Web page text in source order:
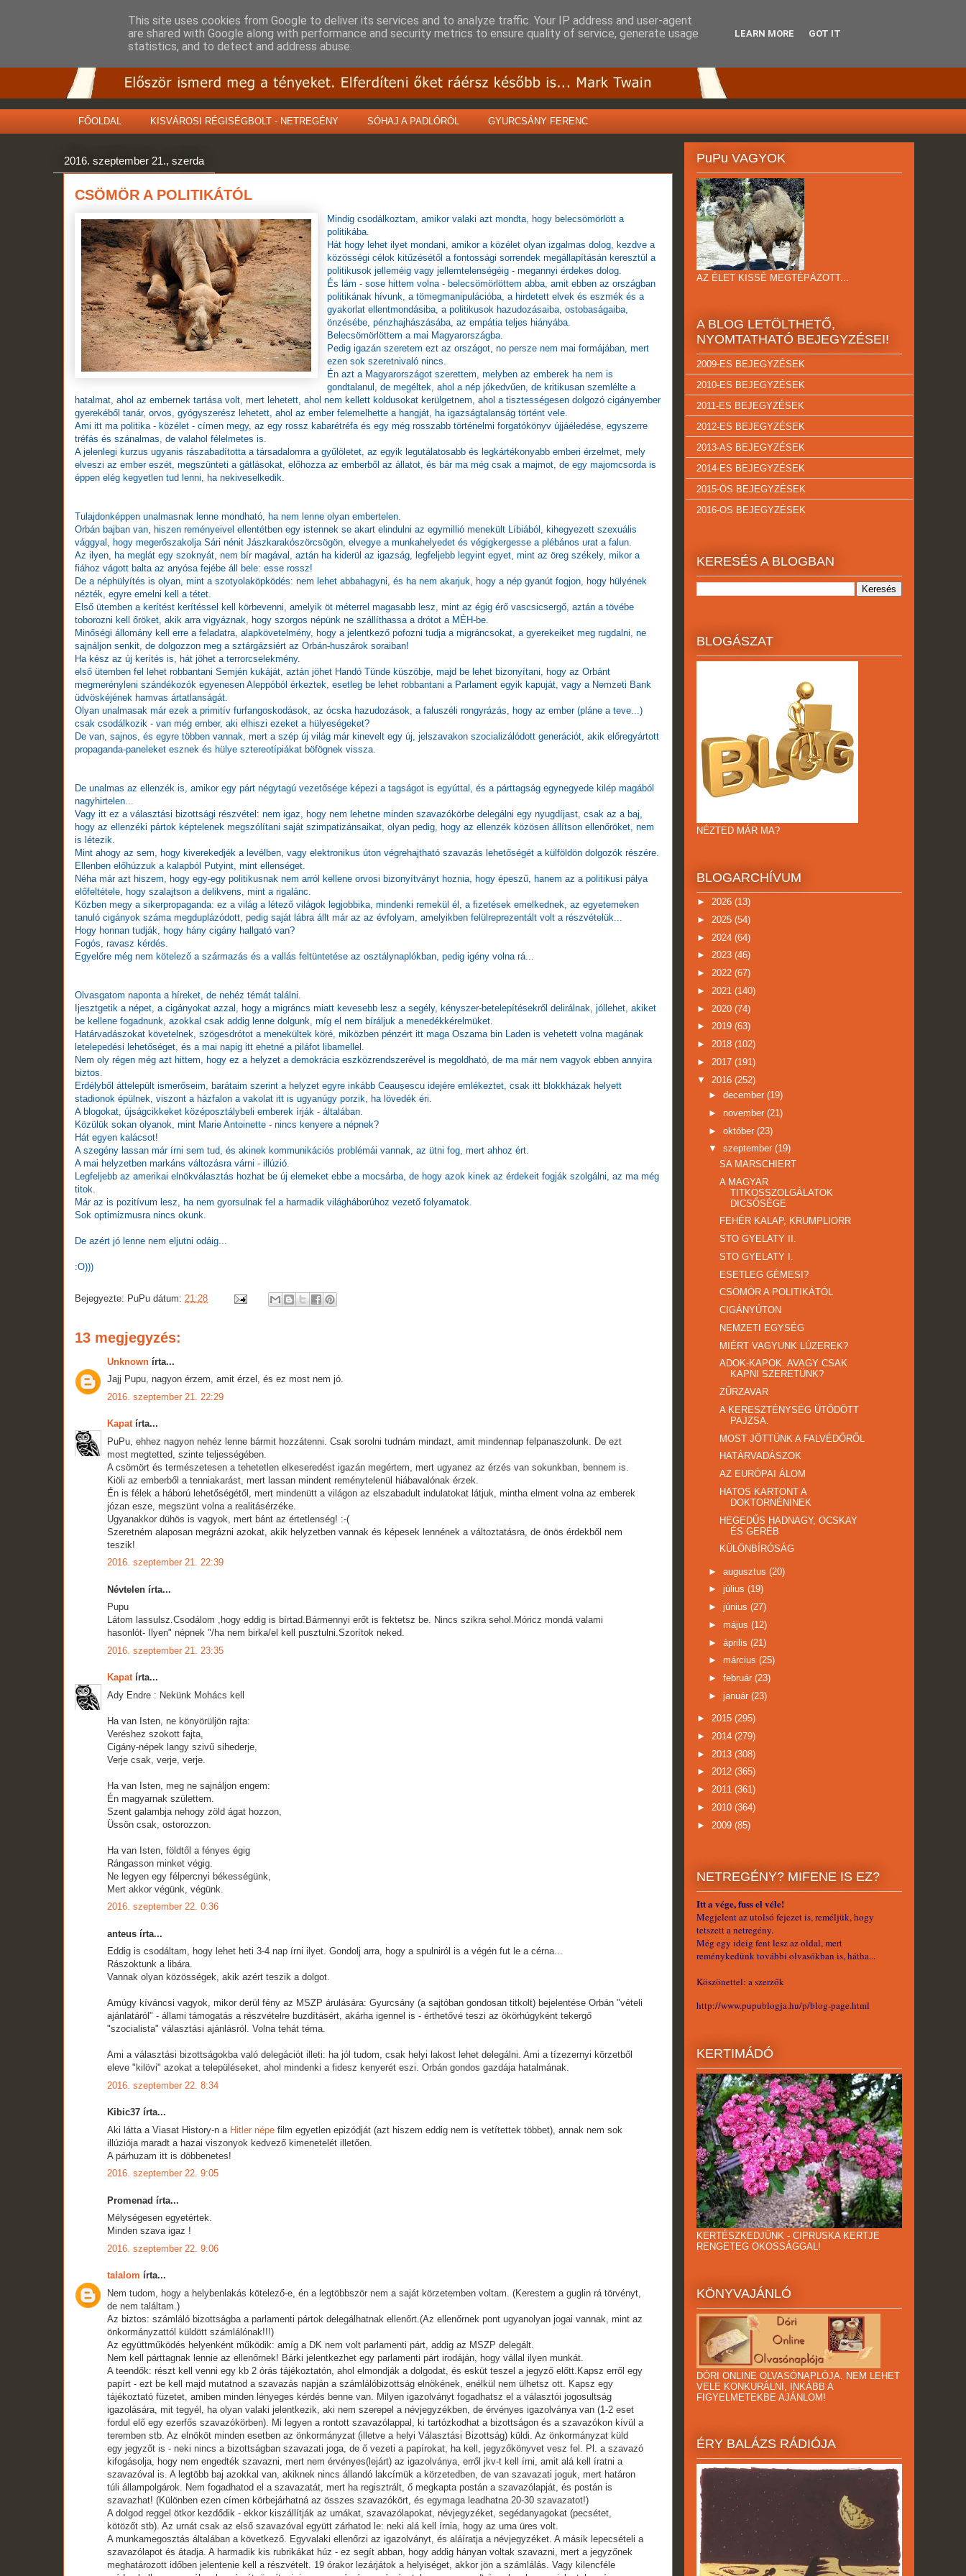
FŐOLDAL KISVÁROSI RÉGISÉGBOLT - NETREGÉNY SÓHAJ A PADLÓRÓL GYURCSÁNY FERENC
2016. szeptember 21., szerda
CSÖMÖR A POLITIKÁTÓL
Mindig csodálkoztam, amikor valaki azt mondta, hogy belecsömörlött a
politikába.
Hát hogy lehet ilyet mondani, amikor a közélet olyan izgalmas dolog, kezdve a
közösségi célok kitűzésétől a fontossági sorrendek megállapításán keresztül a
politikusok jelleméig vagy jellemtelenségéig - megannyi érdekes dolog.
És lám - sose hittem volna - belecsömörlöttem abba, amit ebben az országban
politikának hívunk, a tömegmanipulációba, a hirdetett elvek és eszmék és a
gyakorlat ellentmondásiba, a politikusok hazudozásaiba, ostobaságaiba,
önzésébe, pénzhajhászásába, az empátia teljes hiányába.
Belecsömörlöttem a mai Magyarországba.
Pedig igazán szeretem ezt az országot, no persze nem mai formájában, mert
ezen sok szeretnivaló nincs.
Én azt a Magyarországot szerettem, melyben az emberek ha nem is
gondtalanul, de megéltek, ahol a nép jókedvűen, de kritikusan szemlélte a
hatalmat, ahol az embernek tartása volt, mert lehetett, ahol nem kellett koldusokat kerülgetnem, ahol a tisztességesen dolgozó cigányember
gyerekéből tanár, orvos, gyógyszerész lehetett, ahol az ember felemelhette a hangját, ha igazságtalanság történt vele.
Ami itt ma politika - közélet - címen megy, az egy rossz kabarétréfa és egy még rosszabb történelmi forgatókönyv újjáéledése, egyszerre
tréfás és szánalmas, de valahol félelmetes is.
A jelenlegi kurzus ugyanis rászabadította a társadalomra a gyűlöletet, az egyik legutálatosabb és legkártékonyabb emberi érzelmet, mely
elveszi az ember eszét, megszünteti a gátlásokat, előhozza az emberből az állatot, és bár ma még csak a majmot, de egy majomcsorda is
éppen elég kegyetlen tud lenni, ha nekiveselkedik.
Tulajdonképpen unalmasnak lenne mondható, ha nem lenne olyan embertelen.
Orbán bajban van, hiszen reményeivel ellentétben egy istennek se akart elindulni az egymillió menekült Líbiából, kihegyezett szexuális
vággyal, hogy megerőszakolja Sári nénit Jászkarakószörcsögön, elvegye a munkahelyedet és végigkergesse a plébános urat a falun.
Az ilyen, ha meglát egy szoknyát, nem bír magával, aztán ha kiderül az igazság, legfeljebb legyint egyet, mint az öreg székely, mikor a
fiához vágott balta az anyósa fejébe áll bele: esse rossz!
De a néphülyítés is olyan, mint a szotyolaköpködés: nem lehet abbahagyni, és ha nem akarjuk, hogy a nép gyanút fogjon, hogy hülyének
nézték, egyre emelni kell a tétet.
Első ütemben a kerítést kerítéssel kell körbevenni, amelyik öt méterrel magasabb lesz, mint az égig érő vascsicsergő, aztán a tövébe
toborozni kell őröket, akik arra vigyáznak, hogy szorgos népünk ne szállíthassa a drótot a MÉH-be.
Minőségi állomány kell erre a feladatra, alapkövetelmény, hogy a jelentkező pofozni tudja a migráncsokat, a gyerekeiket meg rugdalni, ne
sajnáljon senkit, de dolgozzon meg a sztárgázsiért az Orbán-huszárok soraiban!
Ha kész az új kerítés is, hát jöhet a terrorcselekmény.
első ütemben fel lehet robbantani Semjén kukáját, aztán jöhet Handó Tünde küszöbje, majd be lehet bizonyítani, hogy az Orbánt
megmerényleni szándékozók egyenesen Aleppóból érkeztek, esetleg be lehet robbantani a Parlament egyik kapuját, vagy a Nemzeti Bank
üdvöskéjének hamvas ártatlanságát.
Olyan unalmasak már ezek a primitív furfangoskodások, az ócska hazudozások, a faluszéli rongyrázás, hogy az ember (pláne a teve...)
csak csodálkozik - van még ember, aki elhiszi ezeket a hülyeségeket?
De van, sajnos, és egyre többen vannak, mert a szép új világ már kinevelt egy új, jelszavakon szocializálódott generációt, akik előregyártott
propaganda-paneleket esznek és hülye sztereotípiákat böfögnek vissza.
De unalmas az ellenzék is, amikor egy párt négytagú vezetősége képezi a tagságot is egyúttal, és a párttagság egynegyede kilép magából
nagyhirtelen...
Vagy itt ez a választási bizottsági részvétel: nem igaz, hogy nem lehetne minden szavazókörbe delegálni egy nyugdíjast, csak az a baj,
hogy az ellenzéki pártok képtelenek megszólítani saját szimpatizánsaikat, olyan pedig, hogy az ellenzék közösen állítson ellenőröket, nem
is létezik.
Mint ahogy az sem, hogy kiverekedjék a levélben, vagy elektronikus úton végrehajtható szavazás lehetőségét a külföldön dolgozók részére.
Ellenben előhúzzuk a kalapból Putyint, mint ellenséget.
Néha már azt hiszem, hogy egy-egy politikusnak nem arról kellene orvosi bizonyítványt hoznia, hogy épeszű, hanem az a politikusi pálya
előfeltétele, hogy szalajtson a delikvens, mint a rigalánc.
Közben megy a sikerpropaganda: ez a világ a létező világok legjobbika, mindenki remekül él, a fizetések emelkednek, az egyetemeken
tanuló cigányok száma megduplázódott, pedig saját lábra állt már az az évfolyam, amelyikben felülreprezentált volt a részvételük...
Hogy honnan tudják, hogy hány cigány hallgató van?
Fogós, ravasz kérdés.
Egyelőre még nem kötelező a származás és a vallás feltüntetése az osztálynaplókban, pedig igény volna rá...
Olvasgatom naponta a híreket, de nehéz témát találni.
Ijesztgetik a népet, a cigányokat azzal, hogy a migráncs miatt kevesebb lesz a segély, kényszer-betelepítésekről delirálnak, jóllehet, akiket
be kellene fogadnunk, azokkal csak addig lenne dolgunk, míg el nem bíráljuk a menedékkérelmüket.
Határvadászokat követelnek, szögesdrótot a menekültek köré, miközben pénzért itt maga Oszama bin Laden is vehetett volna magának
letelepedési lehetőséget, és a mai napig itt ehetné a piláfot libamellel.
Nem oly régen még azt hittem, hogy ez a helyzet a demokrácia eszközrendszerével is megoldható, de ma már nem vagyok ebben annyira
biztos.
Erdélyből áttelepült ismerőseim, barátaim szerint a helyzet egyre inkább Ceaușescu idejére emlékeztet, csak itt blokkházak helyett
stadionok épülnek, viszont a házfalon a vakolat itt is ugyanúgy porzik, ha lövedék éri.
A blogokat, újságcikkeket középosztálybeli emberek írják - általában.
Közülük sokan olyanok, mint Marie Antoinette - nincs kenyere a népnek?
Hát egyen kalácsot!
A szegény lassan már írni sem tud, és akinek kommunikációs problémái vannak, az ütni fog, mert ahhoz ért.
A mai helyzetben markáns változásra várni - illúzió.
Legfeljebb az amerikai elnökválasztás hozhat be új elemeket ebbe a mocsárba, de hogy azok kinek az érdekeit fogják szolgálni, az ma még
titok.
Már az is pozitívum lesz, ha nem gyorsulnak fel a harmadik világháborúhoz vezető folyamatok.
Sok optimizmusra nincs okunk.
De azért jó lenne nem eljutni odáig...
:O)))
Bejegyezte: PuPu dátum: 21:28
13 megjegyzés:
Unknown írta...
Jajj Pupu, nagyon érzem, amit érzel, és ez most nem jó.
2016. szeptember 21. 22:29
Kapatírta...
PuPu, ehhez nagyon nehéz lenne bármit hozzátenni. Csak sorolni tudnám mindazt, amit mindennap felpanaszolunk. De ezt
most megtetted, szinte teljességében.
A csömört és természetesen a tehetetlen elkeseredést igazán megértem, mert ugyanez az érzés van sokunkban, bennem is.
Kiöli az emberből a tenniakarást, mert lassan mindent reménytelenül hiábavalónak érzek.
Én is félek a háború lehetőségétől, mert mindenütt a világon az elszabadult indulatokat látjuk, mintha elment volna az emberek
józan esze, megszünt volna a realitásérzéke.
Ugyanakkor dühös is vagyok, mert bánt az értetlenség! :-(
Szeretném alaposan megrázni azokat, akik helyzetben vannak és képesek lennének a változtatásra, de önös érdekből nem
teszik!
2016. szeptember 21. 22:39
Névtelen írta...
Pupu
Látom lassulsz.Csodálom ,hogy eddig is bírtad.Bármennyi erőt is fektetsz be. Nincs szikra sehol.Móricz mondá valami
hasonlót- Ilyen" népnek "/ha nem birka/el kell pusztulni.Szorítok neked.
2016. szeptember 21. 23:35
Kapatírta...
Ady Endre : Nekünk Mohács kell
Ha van Isten, ne könyörüljön rajta:
Veréshez szokott fajta,
Cigány-népek langy szivű sihederje,
Verje csak, verje, verje.
Ha van Isten, meg ne sajnáljon engem:
Én magyarnak születtem.
Szent galambja nehogy zöld ágat hozzon,
Üssön csak, ostorozzon.
Ha van Isten, földtől a fényes égig
Rángasson minket végig.
Ne legyen egy félpercnyi békességünk,
Mert akkor végünk, végünk.
2016. szeptember 22. 0:36
anteus írta...
Eddig is csodáltam, hogy lehet heti 3-4 nap írni ilyet. Gondolj arra, hogy a spulniról is a végén fut le a cérna...
Rászoktunk a libára.
Vannak olyan közösségek, akik azért teszik a dolgot.
Amúgy kíváncsi vagyok, mikor derül fény az MSZP árulására: Gyurcsány (a sajtóban gondosan titkolt) bejelentése Orbán "vételi
ajánlatáról" - állami támogatás a részvételre buzdításért, akárha igennel is - érthetővé teszi az ökörhúgyként tekergő
"szocialista" választási ajánlásról. Volna tehát téma.
Ami a választási bizottságokba való delegációt illeti: ha jól tudom, csak helyi lakost lehet delegálni. Ami a tízezernyi körzetből
eleve "kilövi" azokat a településeket, ahol mindenki a fidesz kenyerét eszi. Orbán gondos gazdája hatalmának.
2016. szeptember 22. 8:34
Kibic37 írta...
Aki látta a Viasat History-n a Hitler népe film egyetlen epizódját (azt hiszem eddig nem is vetítettek többet), annak nem sok
illúziója maradt a hazai viszonyok kedvező kimenetelét illetően.
A párhuzam itt is döbbenetes!
2016. szeptember 22. 9:05
Promenad írta...
Mélységesen egyetértek.
Minden szava igaz !
2016. szeptember 22. 9:06
talalom írta...
Nem tudom, hogy a helybenlakás kötelező-e, én a legtöbbször nem a saját körzetemben voltam. (Kerestem a guglin rá törvényt,
de nem találtam.)
Az biztos: számláló bizottságba a parlamenti pártok delegálhatnak ellenőrt.(Az ellenőrnek pont ugyanolyan jogai vannak, mint az
önkormányzattól küldött számlálónak!!!)
Az együttműködés helyenként működik: amíg a DK nem volt parlamenti párt, addig az MSZP delegált.
Nem kell párttagnak lennie az ellenőrnek! Bárki jelentkezhet egy parlamenti párt irodáján, hogy vállal ilyen munkát.
A teendők: részt kell venni egy kb 2 órás tájékoztatón, ahol elmondják a dolgodat, és esküt teszel a jegyző előtt.Kapsz erről egy
papírt - ezt be kell majd mutatnod a szavazás napján a számlálóbizottság elnökének, enélkül nem ülhetsz ott. Kapsz egy
tájékoztató füzetet, amiben minden lényeges kérdés benne van. Milyen igazolványt fogadhatsz el a választói jogosultság
igazolására, mit tegyél, ha olyan valaki jelentkezik, aki nem szerepel a névjegyzékben, de érvényes igazolványa van (1-2 eset
fordul elő egy ezerfős szavazókörben). Mi legyen a rontott szavazólappal, ki tartózkodhat a bizottságon és a szavazókon kívül a
teremben stb. Az elnököt minden esetben az önkormányzat (illetve a helyi Választási Bizottság) küldi. Az önkormányzat küld
egy jegyzőt is - neki nincs a bizottságban szavazati joga, de ő vezeti a papírokat, ha kell, jegyzőkönyvet vesz fel. Pl. a szavazó
kifogásolja, hogy nem engedték szavazni, mert nem érvényes(lejárt) az igazolványa, erről jkv-t kell írni, amit alá kell íratni a
szavazóval is. A legtöbb baj azokkal van, akiknek nincs állandó lakcímük a körzetedben, de van szavazati joguk, mert határon
túli állampolgárok. Nem fogadhatod el a szavazatát, mert ha regisztrált, ő megkapta postán a szavazólapját, és postán is
szavazhat! (Különben ezen címen körbejárhatná az összes szavazókört, és egymaga leadhatna 20-30 szavazatot!)
A dolgod reggel ötkor kezdődik - ekkor kiszállítják az urnákat, szavazólapokat, névjegyzéket, segédanyagokat (pecsétet,
kötözőt stb). Az urnát csak az első szavazóval együtt zárhatod le: neki alá kell írnia, hogy az urna üres volt.
A munkamegosztás általában a következő. Egyvalaki ellenőrzi az igazolványt, és aláíratja a névjegyzéket. A másik lepecsételi a
szavazólapot és átadja. A harmadik kis rubrikákat húz - ez segít abban, hogy addig hányan voltak szavazni, mert a jegyzőnek
meghatározott időben jelentenie kell a részvételt. 19 órakor lezárjátok a helyiséget, akkor jön a számlálás. Vagy kilencféle
PuPu VAGYOK
AZ ÉLET KISSÉ MEGTÉPÁZOTT...
A BLOG LETÖLTHETŐ,
NYOMTATHATÓ BEJEGYZÉSEI!
2009-ES BEJEGYZÉSEK
2010-ES BEJEGYZÉSEK
2011-ES BEJEGYZÉSEK
2012-ES BEJEGYZÉSEK
2013-AS BEJEGYZÉSEK
2014-ES BEJEGYZÉSEK
2015-ÖS BEJEGYZÉSEK
2016-OS BEJEGYZÉSEK
KERESÉS A BLOGBAN
BLOGÁSZAT
NÉZTED MÁR MA?
BLOGARCHÍVUM
► 2026 (13)
► 2025 (54)
► 2024 (64)
► 2023 (46)
► 2022 (67)
► 2021 (140)
► 2020 (74)
► 2019 (63)
► 2018 (102)
► 2017 (191)
▼ 2016 (252)
► december (19)
► november (21)
► október (23)
▼ szeptember (19)
SA MARSCHIERT
A MAGYAR
TITKOSSZOLGÁLATOK
DICSŐSÉGE
FEHÉR KALAP, KRUMPLIORR
STO GYELATY II.
STO GYELATY I.
ESETLEG GÉMESI?
CSÖMÖR A POLITIKÁTÓL
CIGÁNYÚTON
NEMZETI EGYSÉG
MIÉRT VAGYUNK LÚZEREK?
ADOK-KAPOK. AVAGY CSAK
KAPNI SZERETÜNK?
ZŰRZAVAR
A KERESZTÉNYSÉG ÜTŐDÖTT
PAJZSA.
MOST JÖTTÜNK A FALVÉDŐRŐL
HATÁRVADÁSZOK
AZ EURÓPAI ÁLOM
HATOS KARTONT A
DOKTORNÉNINEK
HEGEDŰS HADNAGY, OCSKAY
ÉS GERÉB
KÜLÖNBÍRÓSÁG
► augusztus (20)
► július (19)
► június (27)
► május (12)
► április (21)
► március (25)
► február (23)
► január (23)
► 2015 (295)
► 2014 (279)
► 2013 (308)
► 2012 (365)
► 2011 (361)
► 2010 (364)
► 2009 (85)
NETREGÉNY? MIFENE IS EZ?
Itt a vége, fuss el véle!
Megjelent az utolsó fejezet is, reméljük, hogy
tetszett a netregény.
Még egy ideig fent lesz az oldal, mert
reménykedünk további olvasókban is, hátha...
Köszönettel: a szerzők
http://www.pupublogja.hu/p/blog-page.html
KERTIMÁDÓ
KERTÉSZKEDJÜNK - CIPRUSKA KERTJE
RENGETEG OKOSSÁGGAL!
KÖNYVAJÁNLÓ
DÓRI ONLINE OLVASÓNAPLÓJA. NEM LEHET
VELE KONKURÁLNI, INKÁBB A
FIGYELMETEKBE AJÁNLOM!
ÉRY BALÁZS RÁDIÓJA
This site uses cookies from Google to deliver its services and to analyze traffic. Your IP address and user-agent
are shared with Google along with performance and security metrics to ensure quality of service, generate usage
statistics, and to detect and address abuse.
LEARN MORE GOT IT